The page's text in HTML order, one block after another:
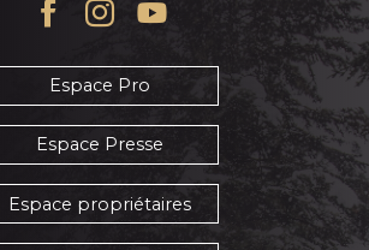
Espace Pro
Espace Presse
Espace propriétaires